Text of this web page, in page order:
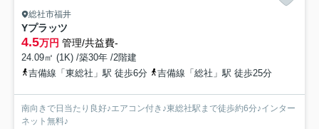
総社市福井
Yプラッツ
4.5万円 管理/共益費-
24.09㎡ (1K) /築30年 /2階建
吉備線「東総社」駅 徒歩6分
吉備線「総社」駅 徒歩25分
南向きで日当たり良好♪エアコン付き♪東総社駅まで徒歩約6分♪インター
ネット無料♪